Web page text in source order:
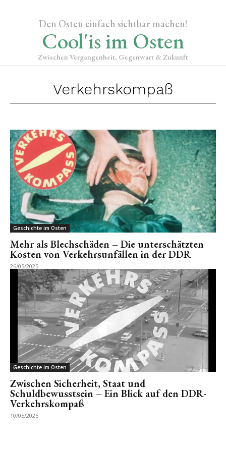
Den Osten einfach sichtbar machen!
Cool'is im Osten
Zwischen Vergangenheit, Gegenwart & Zukunft
Verkehrskompaß
Geschichte im Osten
Mehr als Blechschäden – Die unterschätzten
Kosten von Verkehrsunfällen in der DDR
26/05/2025
Geschichte im Osten
Zwischen Sicherheit, Staat und
Schuldbewusstsein – Ein Blick auf den DDR-
Verkehrskompaß
10/05/2025